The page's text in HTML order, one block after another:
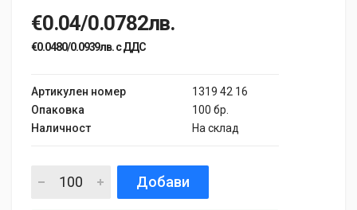
€0.04/0.0782лв.
€0.0480/0.0939лв. с ДДС
Артикулен номер
1319 42 16
Опаковка
100 бр.
Наличност
На склад
Добави